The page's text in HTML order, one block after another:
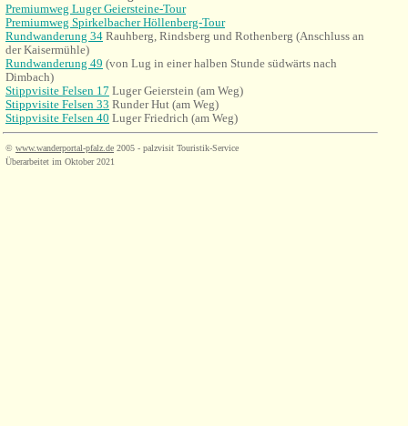
Premiumweg Luger Geiersteine-Tour
Premiumweg Spirkelbacher Höllenberg-Tour
Rundwanderung 34 Rauhberg, Rindsberg und Rothenberg (Anschluss an
der Kaisermühle)
Rundwanderung 49 (von Lug in einer halben Stunde südwärts nach
Dimbach)
Stippvisite Felsen 17 Luger Geierstein (am Weg)
Stippvisite Felsen 33 Runder Hut (am Weg)
Stippvisite Felsen 40 Luger Friedrich (am Weg)
© www.wanderportal-pfalz.de 2005 - palzvisit Touristik-Service
Überarbeitet im Oktober 2021